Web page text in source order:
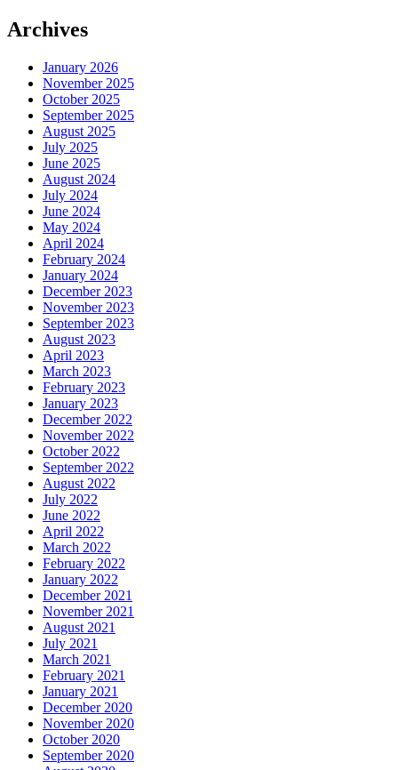
Archives
January 2026
November 2025
October 2025
September 2025
August 2025
July 2025
June 2025
August 2024
July 2024
June 2024
May 2024
April 2024
February 2024
January 2024
December 2023
November 2023
September 2023
August 2023
April 2023
March 2023
February 2023
January 2023
December 2022
November 2022
October 2022
September 2022
August 2022
July 2022
June 2022
April 2022
March 2022
February 2022
January 2022
December 2021
November 2021
August 2021
July 2021
March 2021
February 2021
January 2021
December 2020
November 2020
October 2020
September 2020